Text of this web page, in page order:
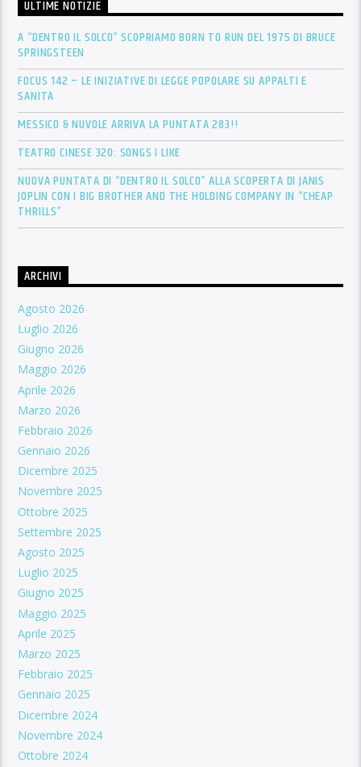
ULTIME NOTIZIE
A “DENTRO IL SOLCO” SCOPRIAMO BORN TO RUN DEL 1975 DI BRUCE
SPRINGSTEEN
FOCUS 142 – LE INIZIATIVE DI LEGGE POPOLARE SU APPALTI E
SANITÀ
MESSICO & NUVOLE ARRIVA LA PUNTATA 283!!
TEATRO CINESE 320: SONGS I LIKE
NUOVA PUNTATA DI “DENTRO IL SOLCO” ALLA SCOPERTA DI JANIS
JOPLIN CON I BIG BROTHER AND THE HOLDING COMPANY IN “CHEAP
THRILLS”
ARCHIVI
Agosto 2026
Luglio 2026
Giugno 2026
Maggio 2026
Aprile 2026
Marzo 2026
Febbraio 2026
Gennaio 2026
Dicembre 2025
Novembre 2025
Ottobre 2025
Settembre 2025
Agosto 2025
Luglio 2025
Giugno 2025
Maggio 2025
Aprile 2025
Marzo 2025
Febbraio 2025
Gennaio 2025
Dicembre 2024
Novembre 2024
Ottobre 2024